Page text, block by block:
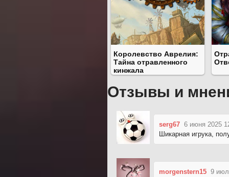
Королевство Аврелия:
Тайна отравленного
кинжала
Отзывы и
serg67 6 июня 2025
Шикарная игрука,
morgenstern15 9